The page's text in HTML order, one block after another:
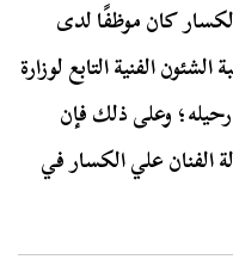
كان موظفًا لدى
الفنية التابع لوزارة
عام 1951م وحتى رحيله؛ وعلى ذلك فإن
الفنان علي الكسار في